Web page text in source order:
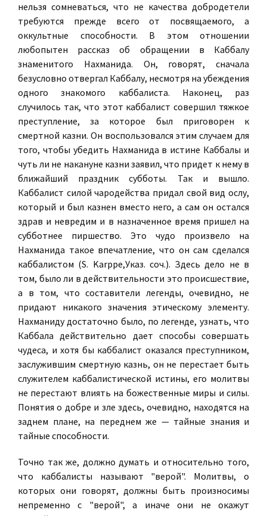
нельзя сомневаться, что не качества добродетели
требуются прежде всего от посвящаемого, а
оккультные способности. В этом отношении
любопытен рассказ об обращении в Каббалу
знаменитого Нахманида. Он, говорят, сначала
безусловно отвергал Каббалу, несмотря на убеждения
одного знакомого каббалиста. Наконец, раз
случилось так, что этот каббалист совершил тяжкое
преступление, за которое был приговорен к
смертной казни. Он воспользовался этим случаем для
того, чтобы убедить Нахманида в истине Каббалы и
чуть ли не накануне казни заявил, что придет к нему в
ближайший праздник субботы. Так и вышло.
Каббалист силой чародейства придал свой вид ослу,
который и был казнен вместо него, а сам он остался
здрав и невредим и в назначенное время пришел на
субботнее пиршество. Это чудо произвело на
Нахманида такое впечатление, что он сам сделался
каббалистом (S. Karppe,Указ. соч.). Здесь дело не в
том, было ли в действительности это происшествие,
а в том, что составители легенды, очевидно, не
придают никакого значения этическому элементу.
Нахманиду достаточно было, по легенде, узнать, что
Каббала действительно дает способы совершать
чудеса, и хотя бы каббалист оказался преступником,
заслужившим смертную казнь, он не перестает быть
служителем каббалистической истины, его молитвы
не перестают влиять на божественные миры и силы.
Понятия о добре и зле здесь, очевидно, находятся на
заднем плане, на переднем же — тайные знания и
тайные способности.
Точно так же, должно думать и относительно того,
что каббалисты называют "верой". Молитвы, о
которых они говорят, должны быть произносимы
непременно с "верой", а иначе они не окажут